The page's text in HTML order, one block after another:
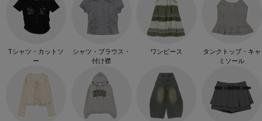
Tシャツ・カットソ
ー
シャツ・ブラウス・
付け襟
ワンピース
タンクトップ・キャ
ミソール